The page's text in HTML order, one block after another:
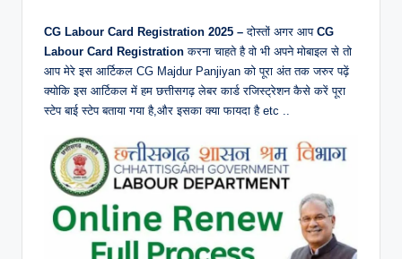
CG Labour Card Registration 2025 – दोस्तों अगर आप CG
Labour Card Registration करना चाहते है वो भी अपने मोबाइल से तो
आप मेरे इस आर्टिकल CG Majdur Panjiyan को पूरा अंत तक जरुर पढ़ें
क्योकि इस आर्टिकल में हम छत्तीसगढ़ लेबर कार्ड रजिस्ट्रेशन कैसे करें पूरा
स्टेप बाई स्टेप बताया गया है,और इसका क्या फायदा है etc ..